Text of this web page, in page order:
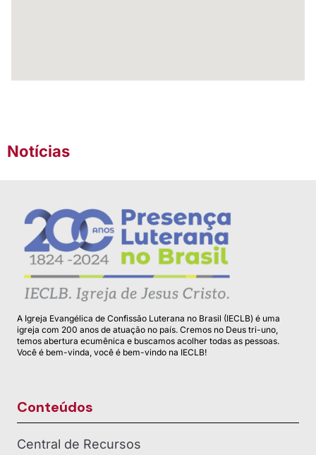
Notícias
A Igreja Evangélica de Confissão Luterana no Brasil (IECLB) é uma
igreja com 200 anos de atuação no país. Cremos no Deus tri-uno,
temos abertura ecumênica e buscamos acolher todas as pessoas.
Você é bem-vinda, você é bem-vindo na IECLB!
Conteúdos
Central de Recursos